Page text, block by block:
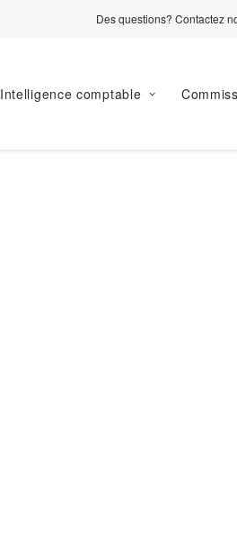
Des questions? Contactez
Intelligence comptable